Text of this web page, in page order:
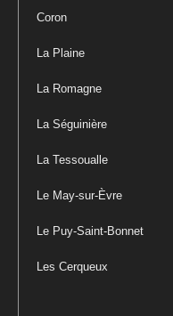
Coron
La Plaine
La Romagne
La Séguinière
La Tessoualle
Le May-sur-Èvre
Le Puy-Saint-Bonnet
Les Cerqueux